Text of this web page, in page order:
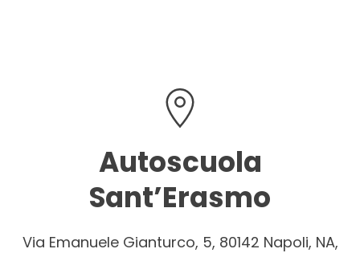
Autoscuola
Sant’Erasmo
Via Emanuele Gianturco, 5, 80142 Napoli, NA,